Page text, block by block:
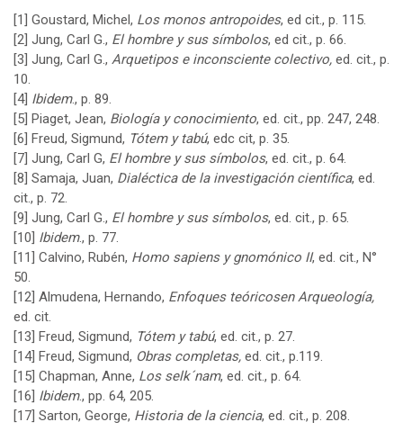
[1] Goustard, Michel, Los monos antropoides, ed cit., p. 115.
[2] Jung, Carl G., El hombre y sus símbolos, ed cit., p. 66.
[3] Jung, Carl G., Arquetipos e inconsciente colectivo, ed. cit., p.
10.
[4] Ibidem., p. 89.
[5] Piaget, Jean, Biología y conocimiento, ed. cit., pp. 247, 248.
[6] Freud, Sigmund, Tótem y tabú, edc cit, p. 35.
[7] Jung, Carl G, El hombre y sus símbolos, ed. cit., p. 64.
[8] Samaja, Juan, Dialéctica de la investigación científica, ed.
cit., p. 72.
[9] Jung, Carl G., El hombre y sus símbolos, ed. cit., p. 65.
[10] Ibidem., p. 77.
[11] Calvino, Rubén, Homo sapiens y gnomónico II, ed. cit., N°
50.
[12] Almudena, Hernando, Enfoques teóricosen Arqueología,
ed. cit.
[13] Freud, Sigmund, Tótem y tabú, ed. cit., p. 27.
[14] Freud, Sigmund, Obras completas, ed. cit., p.119.
[15] Chapman, Anne, Los selk´nam, ed. cit., p. 64.
[16] Ibidem., pp. 64, 205.
[17] Sarton, George, Historia de la ciencia, ed. cit., p. 208.